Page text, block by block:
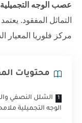
عصب الوجه التجميلية
التماثل المفقود.
مركز فلوريا المعيار
محتويات
الشلل النصفي
الوجه التجميلية